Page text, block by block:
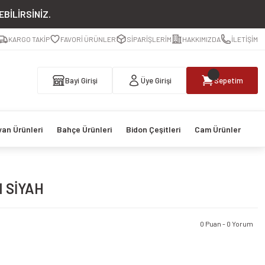
KARGO TAKİP FAVORİ ÜRÜNLER SİPARİŞLERİM HAKKIMIZDA İLETİŞİM
Bayi Girişi Üye Girişi Sepetim
Ürünleri Bahçe Ürünleri Bidon Çeşitleri Cam Ürünler
SİYAH
0 Puan - 0 Yorum